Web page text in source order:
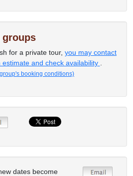
groups
for a private tour, you may contact
and check availability
booking conditions)
dates become